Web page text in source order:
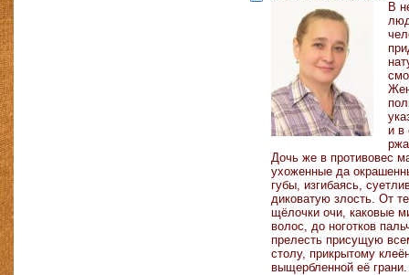
В
и в
Дочь же в противовес
ухоженные да
губы, изгибаясь,
диковатую злость. От
щёлочки очи, каковые
волос, до ноготков
прелесть присущую
столу, прикрытому
выщербленной её грани.